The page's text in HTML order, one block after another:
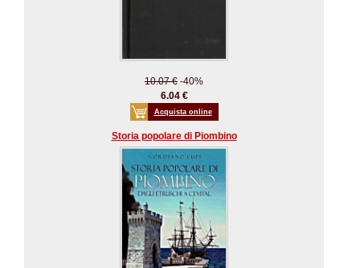
10.07 € -40%
6.04 €
Acquista online
Storia popolare di Piombino